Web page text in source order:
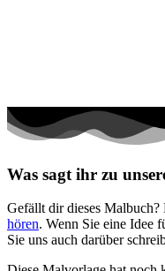
Was sagt ihr zu
Gefällt dir dieses
hören. Wenn Sie eine Idee
Sie uns auch darüber